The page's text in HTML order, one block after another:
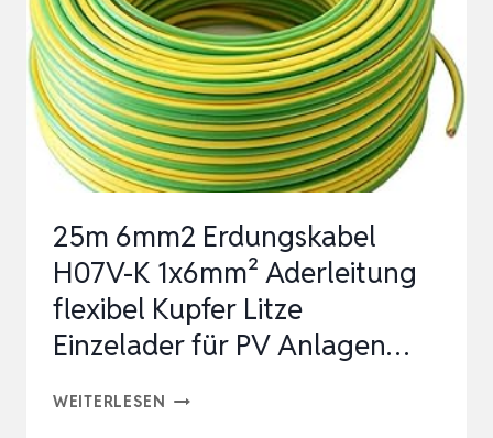
H07V-
K
ADERLEITUNG
ERDUNGSLEITUNG
FLEXIBEL
FEI…
25m 6mm2 Erdungskabel
H07V-K 1x6mm² Aderleitung
flexibel Kupfer Litze
Einzelader für PV Anlagen…
WEITERLESEN 25M